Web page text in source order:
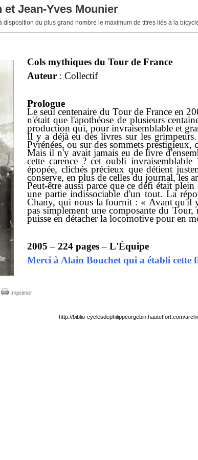
Jean-Yves Mounier
du plus grand nombre le maximum de titres liés à la
Cols mythiques du Tour de France
Auteur : Collectif
Prologue
Le seul centenaire du Tour de France en
n'était que l'apothéose de plusieurs
production qui, pour invraisemblable et
Il y a déjà eu des livres sur les
Pyrénées, ou sur des sommets
Mais il n'y avait jamais eu de livre
cette carence ? cet oubli
épopée, clichés précieux que détient
conserve, en plus de celles du journal, les
Peut-être aussi parce que ce défi était
une partie indissociable d'un tout. La
Chany, qui nous la fournit : « Avant qu'il
pas simplement une composante du
puisse en détacher la locomotive pour en
2005 –224 pages–L'Équipe
Merci à Alain Bouchet qui a établi cette
Imprimer
http://biblio-cyclesdephilippeorgebin.hautetfort.com/